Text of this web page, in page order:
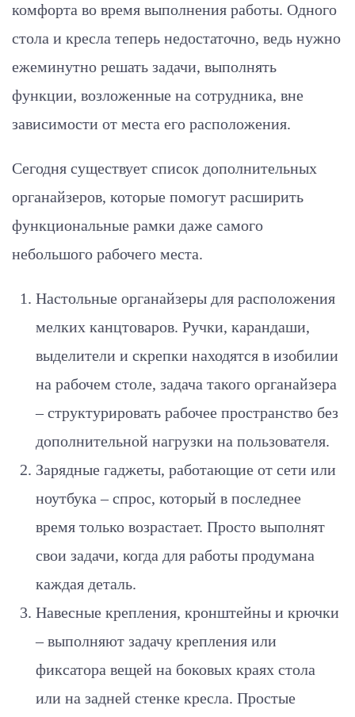
комфорта во время выполнения работы. Одного
стола и кресла теперь недостаточно, ведь нужно
ежеминутно решать задачи, выполнять
функции, возложенные на сотрудника, вне
зависимости от места его расположения.
Сегодня существует список дополнительных
органайзеров, которые помогут расширить
функциональные рамки даже самого
небольшого рабочего места.
Настольные органайзеры для расположения
мелких канцтоваров. Ручки, карандаши,
выделители и скрепки находятся в изобилии
на рабочем столе, задача такого органайзера
– структурировать рабочее пространство без
дополнительной нагрузки на пользователя.
Зарядные гаджеты, работающие от сети или
ноутбука – спрос, который в последнее
время только возрастает. Просто выполнят
свои задачи, когда для работы продумана
каждая деталь.
Навесные крепления, кронштейны и крючки
– выполняют задачу крепления или
фиксатора вещей на боковых краях стола
или на задней стенке кресла. Простые